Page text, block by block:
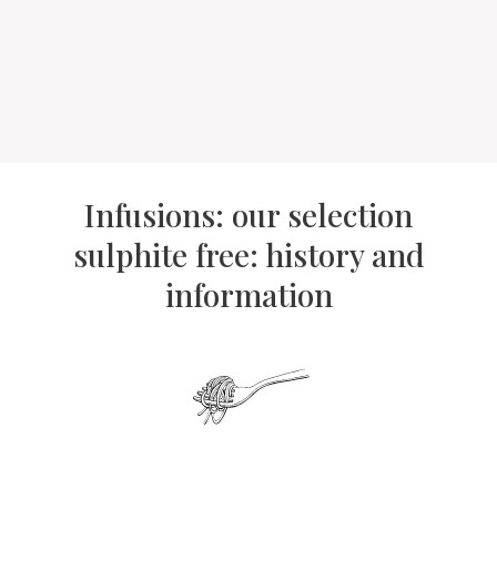
Infusions: our selection
sulphite free: history and
information